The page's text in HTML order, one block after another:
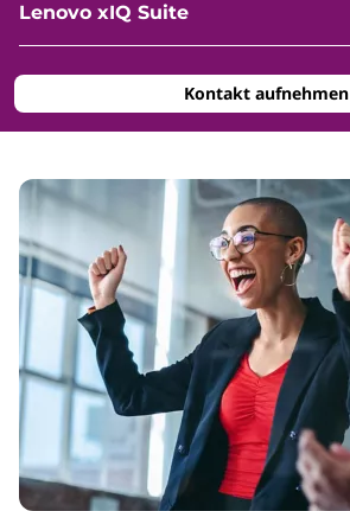
Lenovo xIQ Suite
Kontakt aufnehmen